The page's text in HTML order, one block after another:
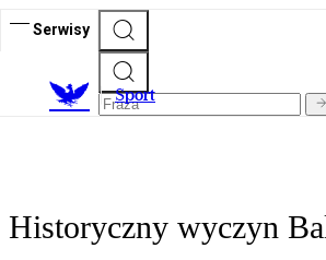
Serwisy
Sport
Historyczny wyczyn